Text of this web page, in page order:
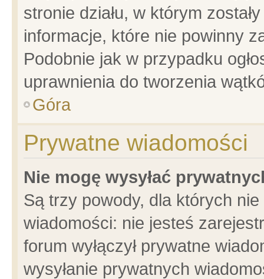
stronie działu, w którym
informacje, które nie powinny
Podobnie jak w przypadku
uprawnienia do tworzenia
Góra
Prywatne wiadomości
Nie mogę wysyłać
Są trzy powody, dla których
wiadomości: nie jesteś
forum wyłączył prywatne
wysyłanie prywatnych